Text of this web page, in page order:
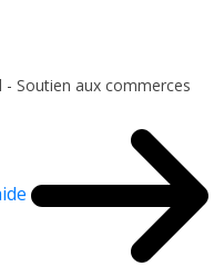
Soutien aux commerces